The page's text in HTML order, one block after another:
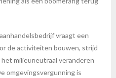
vraagt een
de activiteiten bouwen, strijd
milieuneutraal veranderen
omgevingsvergunning is